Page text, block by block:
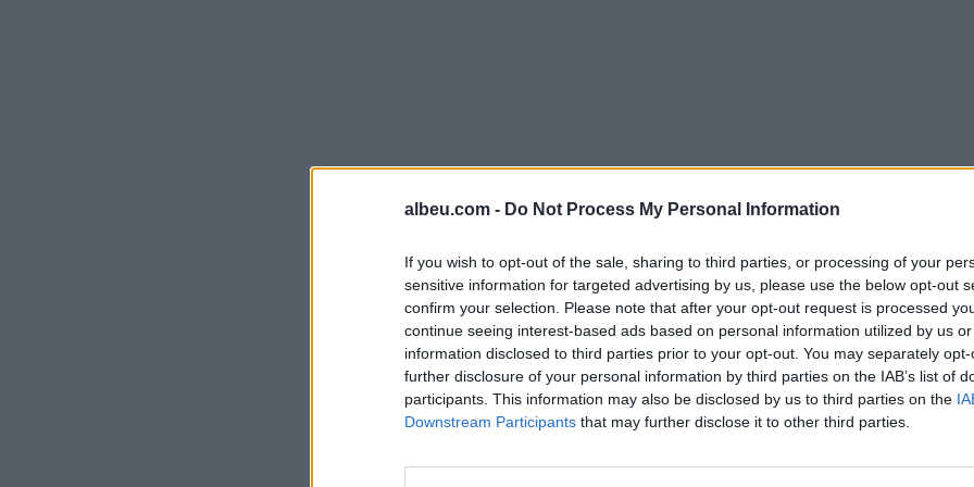
albeu.com - Do Not Process My Personal Information
If you wish to opt-out of the sale, sharing to third parties, or processing of your
sensitive information for targeted advertising by us, please use the below opt-out
confirm your selection. Please note that after your opt-out request is processed
continue seeing interest-based ads based on personal information utilized by us
information disclosed to third parties prior to your opt-out. You may separately
further disclosure of your personal information by third parties on the IAB’s list of
participants. This information may also be disclosed by us to third parties on the
Downstream Participants that may further disclose it to other third parties.